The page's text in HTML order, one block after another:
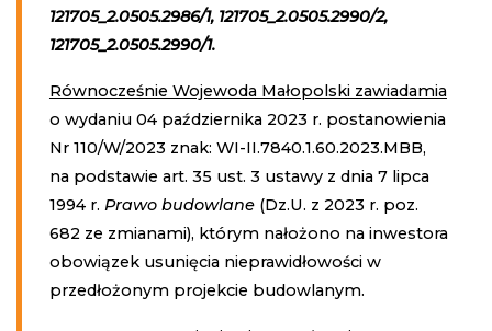
121705_2.0505.2986/1, 121705_2.0505.2990/2,
121705_2.0505.2990/1.
Równocześnie Wojewoda Małopolski zawiadamia
o wydaniu 04 października 2023 r. postanowienia
Nr 110/W/2023 znak: WI-II.7840.1.60.2023.MBB,
na podstawie art. 35 ust. 3 ustawy z dnia 7 lipca
1994 r. Prawo budowlane (Dz.U. z 2023 r. poz.
682 ze zmianami), którym nałożono na inwestora
obowiązek usunięcia nieprawidłowości w
przedłożonym projekcie budowlanym.